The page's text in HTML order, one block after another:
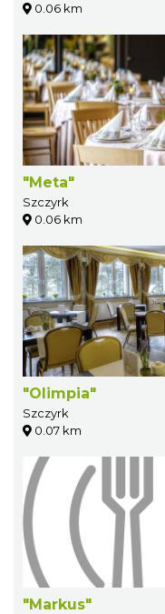
0.06 km
"Meta"
Szczyrk
0.06 km
"Olimpia"
Szczyrk
0.07 km
"Markus"